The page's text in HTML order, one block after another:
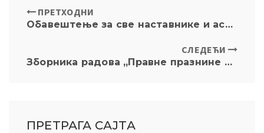
ПРЕТХОДНИ
Обавештење за све наставнике и асистенте о XXX седници Наставно-научног већа и XXVIII седници Изборног већа
СЛЕДЕЋИ
Зборника радова „Правне празнине и пуноћа права“, Источно Сарајево, 2024
ПРЕТРАГА САЈТА